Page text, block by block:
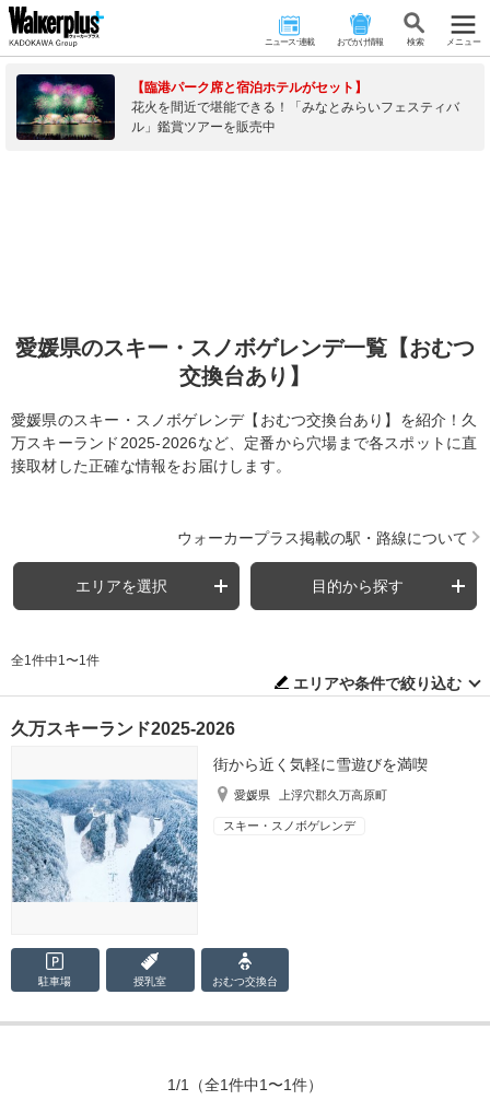
ニュース･連載 おでかけ情報 検 索 メニュー
【臨港パーク席と宿泊ホテルがセット】
花火を間近で堪能できる！「みなとみらいフェスティバ
ル」鑑賞ツアーを販売中
愛媛県のスキー・スノボゲレンデ一覧【おむつ
交換台あり】
愛媛県のスキー・スノボゲレンデ【おむつ交換台あり】を紹介！久
万スキーランド2025-2026など、定番から穴場まで各スポットに直
接取材した正確な情報をお届けします。
ウォーカープラス掲載の駅・路線について
エリアを選択 目的から探す
全1件中1〜1件
エリアや条件で絞り込む
久万スキーランド2025-2026
街から近く気軽に雪遊びを満喫
愛媛県 上浮穴郡久万高原町
スキー・スノボゲレンデ
駐車場 授乳室 おむつ交換台
1/1 （全1件中1〜1件）